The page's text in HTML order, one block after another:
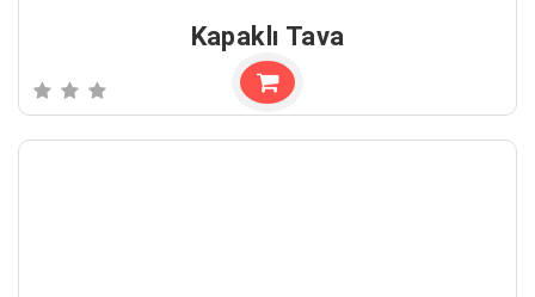
Kapaklı Tava